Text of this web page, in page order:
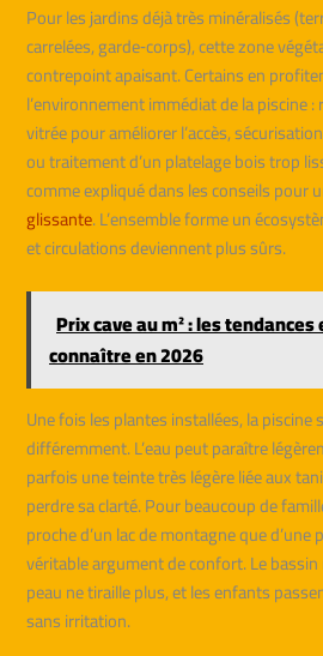
Pour les jardins déjà très minéralisés
carrelées, garde‑corps), cette zone
contrepoint apaisant. Certains en
l’environnement immédiat de la piscine :
vitrée pour améliorer l’accès,
ou traitement d’un platelage bois trop
comme expliqué dans les conseils pour
glissante. L’ensemble forme un
et circulations deviennent plus sûrs.
Prix cave au m² : les
connaître en 2026
Une fois les plantes installées, la piscine
différemment. L’eau peut paraître
parfois une teinte très légère liée aux
perdre sa clarté. Pour beaucoup de
proche d’un lac de montagne que
véritable argument de confort. Le
peau ne tiraille plus, et les enfants
sans irritation.